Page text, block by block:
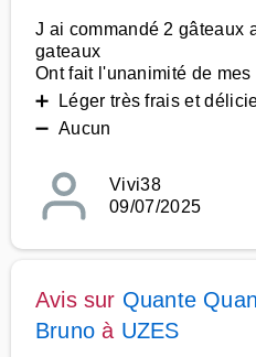
J ai commandé 2 gâteaux
gateaux
Ont fait l'unanimité de mes
➕ Léger très frais et
➖ Aucun
Vivi38
09/07/2025
Avis sur Quante
Bruno à UZES